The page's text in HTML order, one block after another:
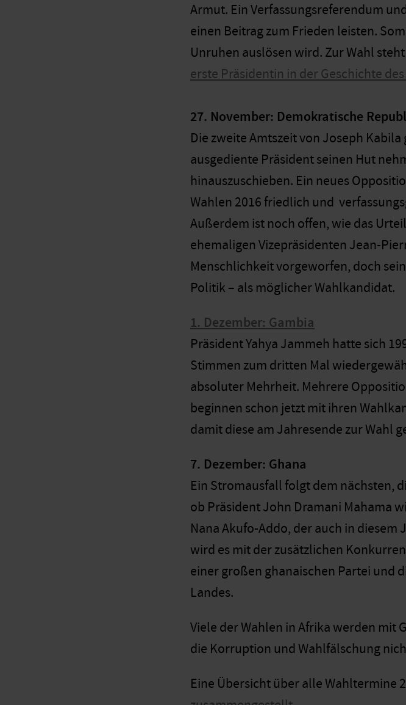
Armut. Ein Verfassungsreferendum
einen Beitrag zum Frieden leisten.
Unruhen auslösen wird. Zur Wahl
erste Präsidentin in der Geschichte
27. November: Demokratische
Die zweite Amtszeit von Joseph
ausgediente Präsident seinen Hut
hinauszuschieben. Ein neues
Wahlen 2016 friedlich und
Außerdem ist noch offen, wie das
ehemaligen Vizepräsidenten Jean-
Menschlichkeit vorgeworfen, doch
Politik – als möglicher Wahlkandidat.
1. Dezember: Gambia
Präsident Yahya Jammeh hatte sich
Stimmen zum dritten Mal
absoluter Mehrheit. Mehrere
beginnen schon jetzt mit ihren
damit diese am Jahresende zur Wahl
7. Dezember: Ghana
Ein Stromausfall folgt dem nächsten,
ob Präsident John Dramani Mahama
Nana Akufo-Addo, der auch in
wird es mit der zusätzlichen
einer großen ghanaischen Partei und
Landes.
Viele der Wahlen in Afrika werden mit
die Korruption und Wahlfälschung
Eine Übersicht über alle Wahltermine